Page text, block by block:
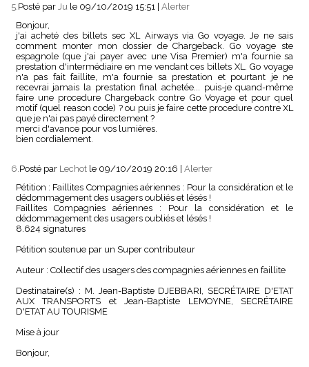
5. Posté par Ju le 09/10/2019 15:51
Alerter
Bonjour,
j'ai acheté des billets sec XL Airways via Go voyage. Je ne sais
comment monter mon dossier de Chargeback. Go voyage ste
espagnole (que j'ai payer avec une Visa Premier) m'a fournie sa
prestation d'intermédiaire en me vendant ces billets XL. Go voyage
n'a pas fait faillite, m'a fournie sa prestation et pourtant je ne
recevrai jamais la prestation final achetée... puis-je quand-même
faire une procedure Chargeback contre Go Voyage et pour quel
motif (quel reason code) ? ou puis je faire cette procedure contre XL
que je n'ai pas payé directement ?
merci d'avance pour vos lumières.
bien cordialement.
6.Posté par Lechot le 09/10/2019 20:16
Alerter
Pétition : Faillites Compagnies aériennes : Pour la considération et le
dédommagement des usagers oubliés et lésés !
Faillites Compagnies aériennes : Pour la considération et le
dédommagement des usagers oubliés et lésés !
8.624 signatures
Pétition soutenue par un Super contributeur
Auteur : Collectif des usagers des compagnies aériennes en faillite
Destinataire(s) : M. Jean-Baptiste DJEBBARI, SECRÉTAIRE D'ETAT
AUX TRANSPORTS et Jean-Baptiste LEMOYNE, SECRÉTAIRE
D'ETAT AU TOURISME
Mise à jour
Bonjour,